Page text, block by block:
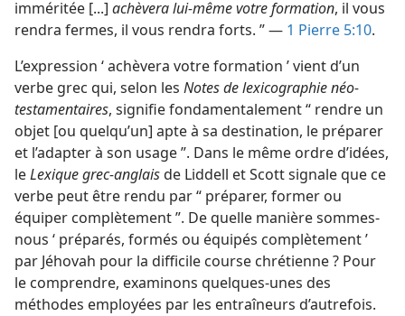
imméritée [...] achèvera lui-même votre formation, il vous
rendra fermes, il vous rendra forts. ” — 1 Pierre 5:10.
L’expression ‘ achèvera votre formation ’ vient d’un
verbe grec qui, selon les Notes de lexicographie néo-
testamentaires, signifie fondamentalement “ rendre un
objet [ou quelqu’un] apte à sa destination, le préparer
et l’adapter à son usage ”. Dans le même ordre d’idées,
leLexique grec-anglaisde Liddell et Scott signale que ce
verbe peut être rendu par “ préparer, former ou
équiper complètement ”. De quelle manière sommes-
nous ‘ préparés, formés ou équipés complètement ’
par Jéhovah pour la difficile course chrétienne ? Pour
le comprendre, examinons quelques-unes des
méthodes employées par les entraîneurs d’autrefois.